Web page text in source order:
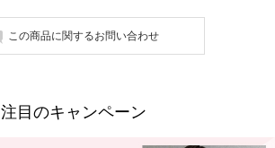
この商品に関するお問い合わせ
注目のキャンペーン